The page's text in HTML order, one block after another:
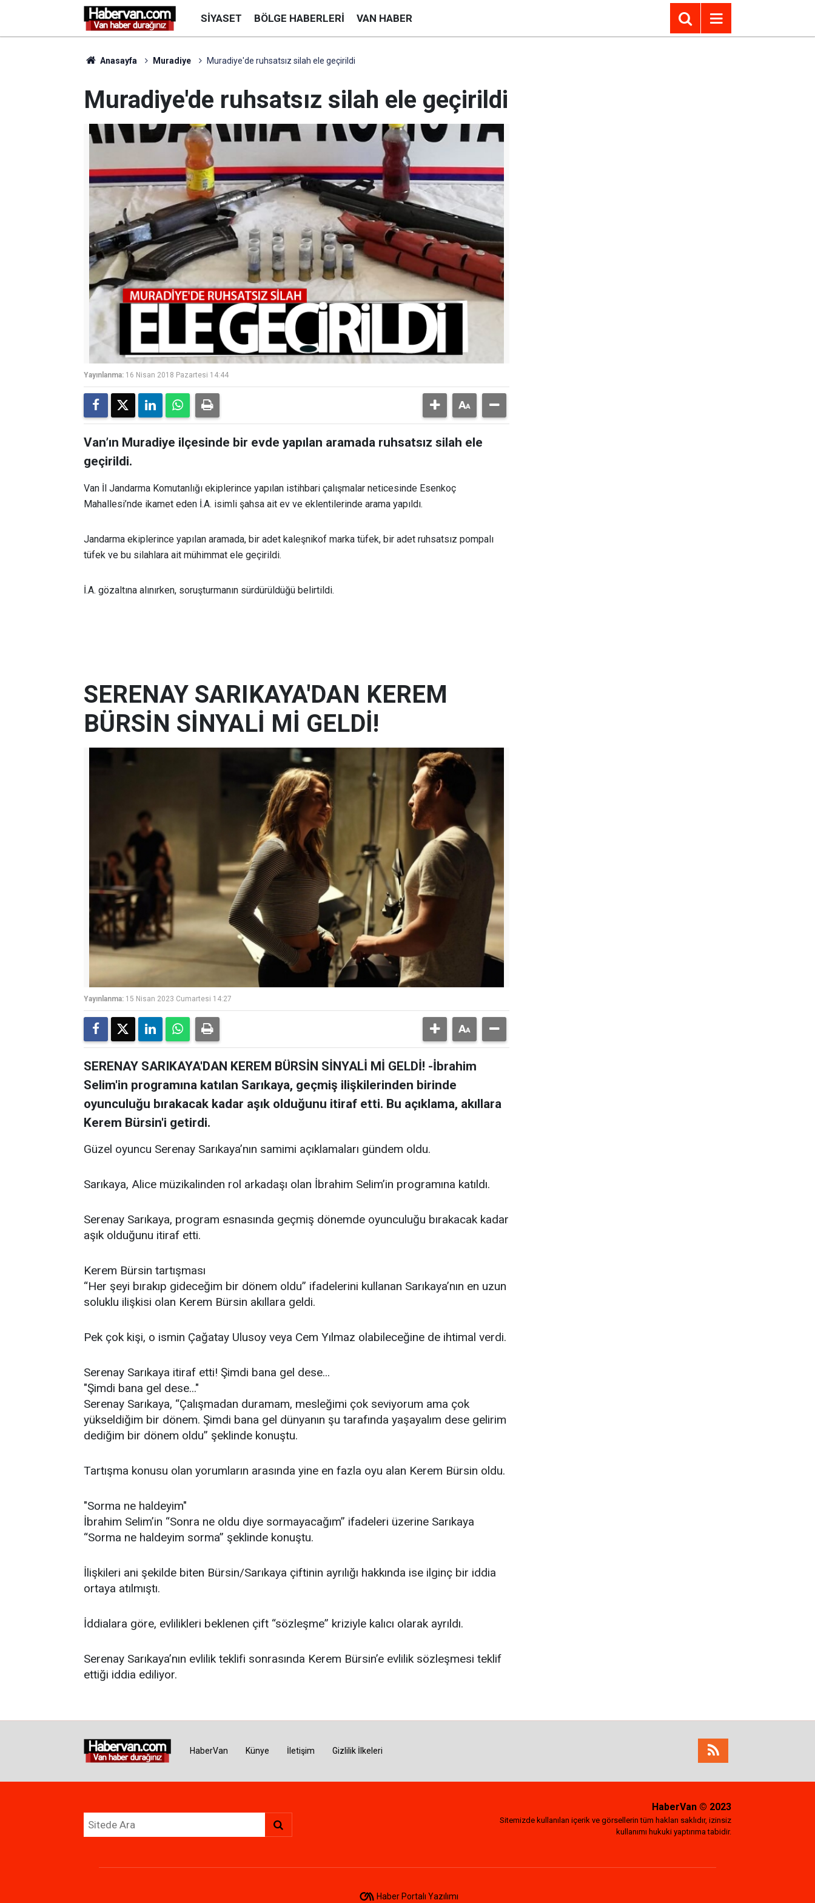
SIYASET BÖLGE HABERLERI VAN HABER
Anasayfa Muradiye Muradiye'de ruhsatsız silah ele geçirildi
Muradiye'de ruhsatsız silah ele geçirildi
Yayınlanma: 16 Nisan 2018 Pazartesi 14:44
Van’ın Muradiye ilçesinde bir evde yapılan aramada ruhsatsız silah ele
geçirildi.
Van İl Jandarma Komutanlığı ekiplerince yapılan istihbari çalışmalar neticesinde Esenkoç
Mahallesi’nde ikamet eden İ.A. isimli şahsa ait ev ve eklentilerinde arama yapıldı.
Jandarma ekiplerince yapılan aramada, bir adet kaleşnikof marka tüfek, bir adet ruhsatsız pompalı
tüfek ve bu silahlara ait mühimmat ele geçirildi.
İ.A. gözaltına alınırken, soruşturmanın sürdürüldüğü belirtildi.
SERENAY SARIKAYA'DAN KEREM
BÜRSİN SİNYALİ Mİ GELDİ!
Yayınlanma: 15 Nisan 2023 Cumartesi 14:27
SERENAY SARIKAYA'DAN KEREM BÜRSİN SİNYALİ Mİ GELDİ! -İbrahim
Selim'in programına katılan Sarıkaya, geçmiş ilişkilerinden birinde
oyunculuğu bırakacak kadar aşık olduğunu itiraf etti. Bu açıklama, akıllara
Kerem Bürsin'i getirdi.
Güzel oyuncu Serenay Sarıkaya’nın samimi açıklamaları gündem oldu.
Sarıkaya, Alice müzikalinden rol arkadaşı olan İbrahim Selim’in programına katıldı.
Serenay Sarıkaya, program esnasında geçmiş dönemde oyunculuğu bırakacak kadar
aşık olduğunu itiraf etti.
Kerem Bürsin tartışması
“Her şeyi bırakıp gideceğim bir dönem oldu” ifadelerini kullanan Sarıkaya’nın en uzun
soluklu ilişkisi olan Kerem Bürsin akıllara geldi.
Pek çok kişi, o ismin Çağatay Ulusoy veya Cem Yılmaz olabileceğine de ihtimal verdi.
Serenay Sarıkaya itiraf etti! Şimdi bana gel dese...
"Şimdi bana gel dese..."
Serenay Sarıkaya, “Çalışmadan duramam, mesleğimi çok seviyorum ama çok
yükseldiğim bir dönem. Şimdi bana gel dünyanın şu tarafında yaşayalım dese gelirim
dediğim bir dönem oldu” şeklinde konuştu.
Tartışma konusu olan yorumların arasında yine en fazla oyu alan Kerem Bürsin oldu.
"Sorma ne haldeyim"
İbrahim Selim’in “Sonra ne oldu diye sormayacağım” ifadeleri üzerine Sarıkaya
“Sorma ne haldeyim sorma” şeklinde konuştu.
İlişkileri ani şekilde biten Bürsin/Sarıkaya çiftinin ayrılığı hakkında ise ilginç bir iddia
ortaya atılmıştı.
İddialara göre, evlilikleri beklenen çift “sözleşme” kriziyle kalıcı olarak ayrıldı.
Serenay Sarıkaya’nın evlilik teklifi sonrasında Kerem Bürsin’e evlilik sözleşmesi teklif
ettiği iddia ediliyor.
HaberVan Künye İletişim Gizlilik İlkeleri
HaberVan © 2023
Sitemizde kullanılan içerik ve görsellerin tüm hakları saklıdır, izinsiz
kullanımı hukuki yaptırıma tabidir.
Haber Portalı Yazılımı